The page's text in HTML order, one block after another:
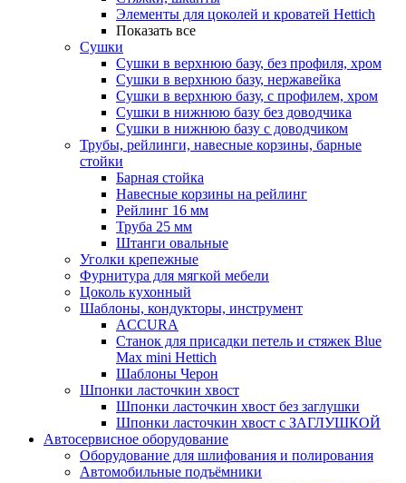
Элементы для цоколей и кроватей Hettich
Показать все
Сушки
Сушки в верхнюю базу, без профиля, хром
Сушки в верхнюю базу, нержавейка
Сушки в верхнюю базу, с профилем, хром
Сушки в нижнюю базу без доводчика
Сушки в нижнюю базу с доводчиком
Трубы, рейлинги, навесные корзины, барные
стойки
Барная стойка
Навесные корзины на рейлинг
Рейлинг 16 мм
Труба 25 мм
Штанги овальные
Уголки крепежные
Фурнитура для мягкой мебели
Цоколь кухонный
Шаблоны, кондукторы, инструмент
ACCURA
Станок для присадки петель и стяжек Blue
Max mini Hettich
Шаблоны Черон
Шпонки ласточкин хвост
Шпонки ласточкин хвост без заглушки
Шпонки ласточкин хвост с ЗАГЛУШКОЙ
Автосервисное оборудование
Оборудование для шлифования и полирования
Автомобильные подъёмники